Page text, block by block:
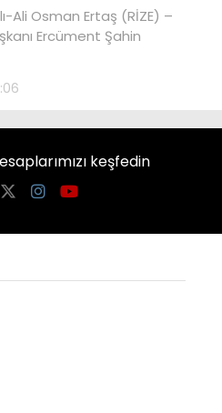
Ali Osman Ertaş (RİZE) –
Ercüment Şahin
keşfedin